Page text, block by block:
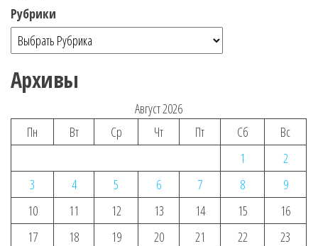
Рубрики
Архивы
Август 2026
Пн
Вт Ср Чт Пт Сб
Вс
1
2
3
4 5 6 7 8
9
10
11 12 13 14 15
16
17
18 19 20 21 22
23